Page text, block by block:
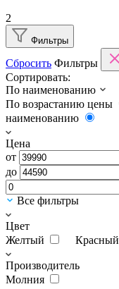
2
Фильтры
Сбросить Фильтры
Сортировать:
По наименованию
По возрастанию цены
наименованию
Цена
от
до
Все фильтры
Цвет
Желтый
Красный
Производитель
Молния